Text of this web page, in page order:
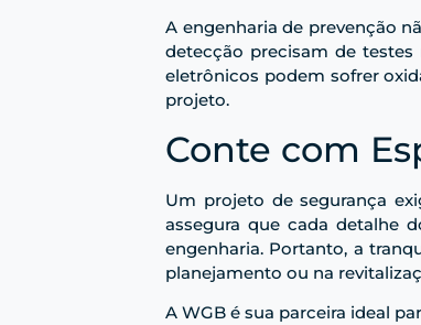
A engenharia de prevenção
detecção precisam de
eletrônicos podem sofrer
projeto.
Conte com
Um projeto de segurança
assegura que cada detalhe
engenharia. Portanto, a
planejamento ou na
A WGB é sua parceira ideal